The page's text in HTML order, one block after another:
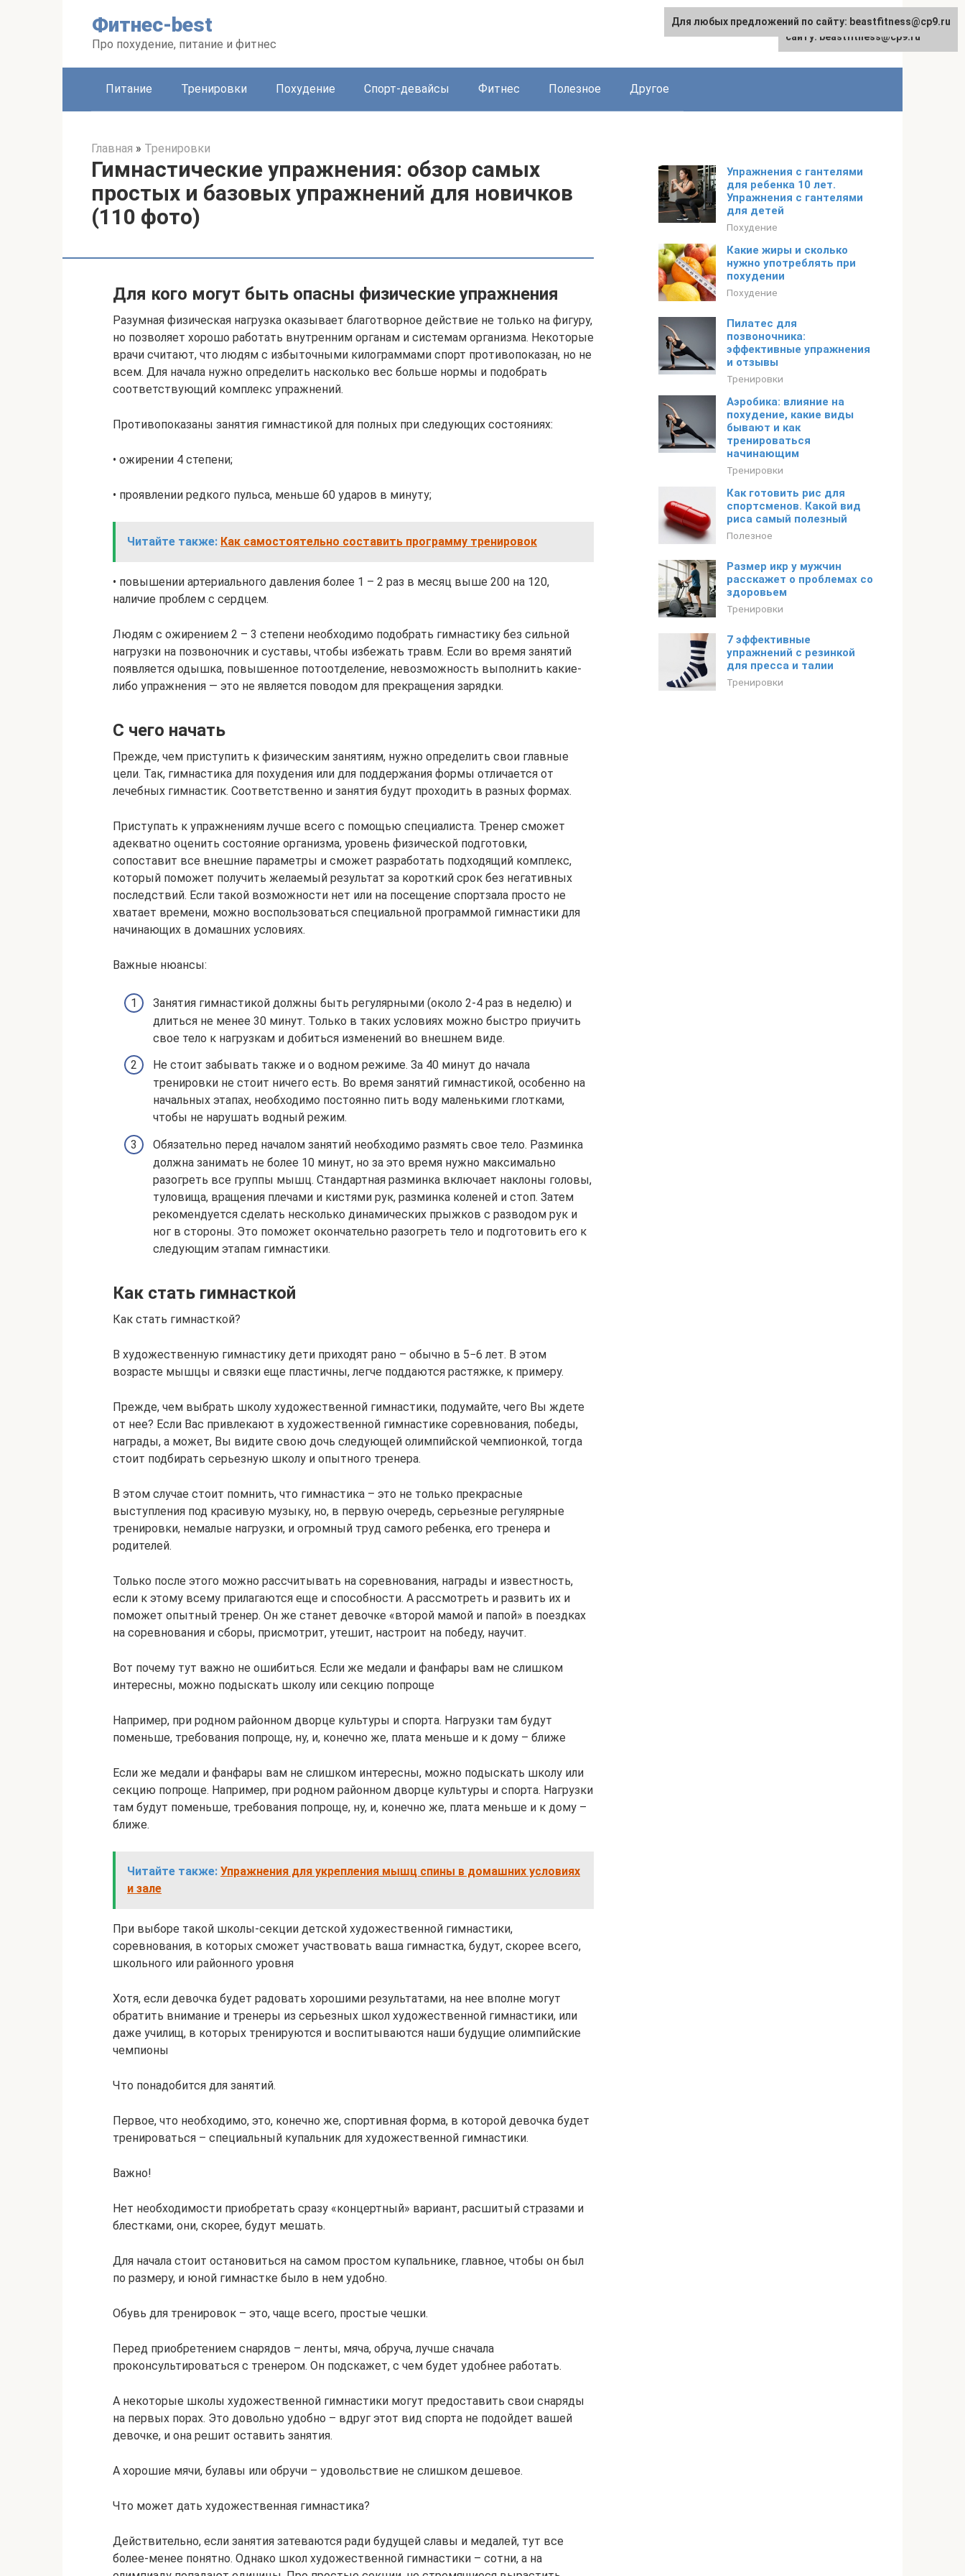
Фитнес-best
Про похудение, питание и фитнес
Питание Тренировки Похудение Спорт-девайсы Фитнес Полезное Другое
Главная » Тренировки
Гимнастические упражнения: обзор самых
простых и базовых упражнений для новичков
(110 фото)
Для кого могут быть опасны физические упражнения
Разумная физическая нагрузка оказывает благотворное действие не только на фигуру,
но позволяет хорошо работать внутренним органам и системам организма. Некоторые
врачи считают, что людям с избыточными килограммами спорт противопоказан, но не
всем. Для начала нужно определить насколько вес больше нормы и подобрать
соответствующий комплекс упражнений.
Противопоказаны занятия гимнастикой для полных при следующих состояниях:
• ожирении 4 степени;
• проявлении редкого пульса, меньше 60 ударов в минуту;
Читайте также: Как самостоятельно составить программу тренировок
• повышении артериального давления более 1 – 2 раз в месяц выше 200 на 120,
наличие проблем с сердцем.
Людям с ожирением 2 – 3 степени необходимо подобрать гимнастику без сильной
нагрузки на позвоночник и суставы, чтобы избежать травм. Если во время занятий
появляется одышка, повышенное потоотделение, невозможность выполнить какие-
либо упражнения — это не является поводом для прекращения зарядки.
С чего начать
Прежде, чем приступить к физическим занятиям, нужно определить свои главные
цели. Так, гимнастика для похудения или для поддержания формы отличается от
лечебных гимнастик. Соответственно и занятия будут проходить в разных формах.
Приступать к упражнениям лучше всего с помощью специалиста. Тренер сможет
адекватно оценить состояние организма, уровень физической подготовки,
сопоставит все внешние параметры и сможет разработать подходящий комплекс,
который поможет получить желаемый результат за короткий срок без негативных
последствий. Если такой возможности нет или на посещение спортзала просто не
хватает времени, можно воспользоваться специальной программой гимнастики для
начинающих в домашних условиях.
Важные нюансы:
Занятия гимнастикой должны быть регулярными (около 2-4 раз в неделю) и
длиться не менее 30 минут. Только в таких условиях можно быстро приучить
свое тело к нагрузкам и добиться изменений во внешнем виде.
Не стоит забывать также и о водном режиме. За 40 минут до начала
тренировки не стоит ничего есть. Во время занятий гимнастикой, особенно на
начальных этапах, необходимо постоянно пить воду маленькими глотками,
чтобы не нарушать водный режим.
Обязательно перед началом занятий необходимо размять свое тело. Разминка
должна занимать не более 10 минут, но за это время нужно максимально
разогреть все группы мышц. Стандартная разминка включает наклоны головы,
туловища, вращения плечами и кистями рук, разминка коленей и стоп. Затем
рекомендуется сделать несколько динамических прыжков с разводом рук и
ног в стороны. Это поможет окончательно разогреть тело и подготовить его к
следующим этапам гимнастики.
Как стать гимнасткой
Как стать гимнасткой?
В художественную гимнастику дети приходят рано – обычно в 5−6 лет. В этом
возрасте мышцы и связки еще пластичны, легче поддаются растяжке, к примеру.
Прежде, чем выбрать школу художественной гимнастики, подумайте, чего Вы ждете
от нее? Если Вас привлекают в художественной гимнастике соревнования, победы,
награды, а может, Вы видите свою дочь следующей олимпийской чемпионкой, тогда
стоит подбирать серьезную школу и опытного тренера.
В этом случае стоит помнить, что гимнастика – это не только прекрасные
выступления под красивую музыку, но, в первую очередь, серьезные регулярные
тренировки, немалые нагрузки, и огромный труд самого ребенка, его тренера и
родителей.
Только после этого можно рассчитывать на соревнования, награды и известность,
если к этому всему прилагаются еще и способности. А рассмотреть и развить их и
поможет опытный тренер. Он же станет девочке «второй мамой и папой» в поездках
на соревнования и сборы, присмотрит, утешит, настроит на победу, научит.
Вот почему тут важно не ошибиться. Если же медали и фанфары вам не слишком
интересны, можно подыскать школу или секцию попроще
Например, при родном районном дворце культуры и спорта. Нагрузки там будут
поменьше, требования попроще, ну, и, конечно же, плата меньше и к дому – ближе
Если же медали и фанфары вам не слишком интересны, можно подыскать школу или
секцию попроще. Например, при родном районном дворце культуры и спорта. Нагрузки
там будут поменьше, требования попроще, ну, и, конечно же, плата меньше и к дому –
ближе.
Читайте также: Упражнения для укрепления мышц спины в домашних условиях
и зале
При выборе такой школы-секции детской художественной гимнастики,
соревнования, в которых сможет участвовать ваша гимнастка, будут, скорее всего,
школьного или районного уровня
Хотя, если девочка будет радовать хорошими результатами, на нее вполне могут
обратить внимание и тренеры из серьезных школ художественной гимнастики, или
даже училищ, в которых тренируются и воспитываются наши будущие олимпийские
чемпионы
Что понадобится для занятий.
Первое, что необходимо, это, конечно же, спортивная форма, в которой девочка будет
тренироваться – специальный купальник для художественной гимнастики.
Важно!
Нет необходимости приобретать сразу «концертный» вариант, расшитый стразами и
блестками, они, скорее, будут мешать.
Для начала стоит остановиться на самом простом купальнике, главное, чтобы он был
по размеру, и юной гимнастке было в нем удобно.
Обувь для тренировок – это, чаще всего, простые чешки.
Перед приобретением снарядов – ленты, мяча, обруча, лучше сначала
проконсультироваться с тренером. Он подскажет, с чем будет удобнее работать.
А некоторые школы художественной гимнастики могут предоставить свои снаряды
на первых порах. Это довольно удобно – вдруг этот вид спорта не подойдет вашей
девочке, и она решит оставить занятия.
А хорошие мячи, булавы или обручи – удовольствие не слишком дешевое.
Что может дать художественная гимнастика?
Действительно, если занятия затеваются ради будущей славы и медалей, тут все
более-менее понятно. Однако школ художественной гимнастики – сотни, а на
Упражнения с гантелями
для ребенка 10 лет.
Упражнения с гантелями
для детей
Похудение
Какие жиры и сколько
нужно употреблять при
похудении
Похудение
Пилатес для
позвоночника:
эффективные упражнения
и отзывы
Тренировки
Аэробика: влияние на
похудение, какие виды
бывают и как
тренироваться
начинающим
Тренировки
Как готовить рис для
спортсменов. Какой вид
риса самый полезный
Полезное
Размер икр у мужчин
расскажет о проблемах со
здоровьем
Тренировки
7 эффективные
упражнений с резинкой
для пресса и талии
Тренировки
Для любых предложений по
сайту: beastfitness@cp9.ru
Для любых предложений по сайту: beastfitness@cp9.ru